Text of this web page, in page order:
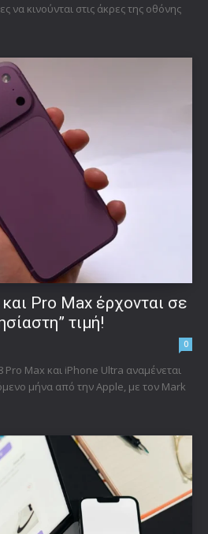
να κινούνται στις άκρες της οθόνης
Pro Max έρχονται σε
τιμή!
0
Max και iPhone Ultra αναμένεται
μήνα από την Apple, με τον Mark